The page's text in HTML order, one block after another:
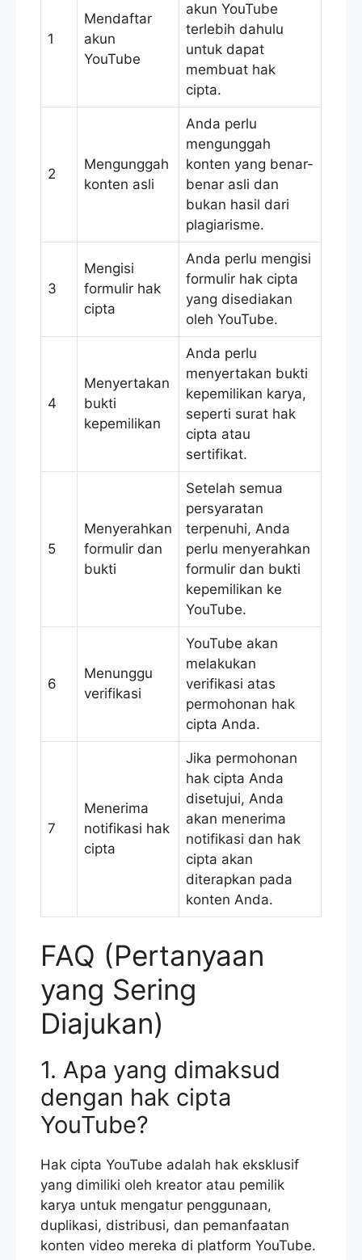
1
Mendaftar
akun
YouTube
akun YouTube
terlebih dahulu
untuk dapat
membuat hak
cipta.
2
Mengunggah
konten asli
Anda perlu
mengunggah
konten yang benar-
benar asli dan
bukan hasil dari
plagiarisme.
3
Mengisi
formulir hak
cipta
Anda perlu mengisi
formulir hak cipta
yang disediakan
oleh YouTube.
4
Menyertakan
bukti
kepemilikan
Anda perlu
menyertakan bukti
kepemilikan karya,
seperti surat hak
cipta atau
sertifikat.
5
Menyerahkan
formulir dan
bukti
Setelah semua
persyaratan
terpenuhi, Anda
perlu menyerahkan
formulir dan bukti
kepemilikan ke
YouTube.
6
Menunggu
verifikasi
YouTube akan
melakukan
verifikasi atas
permohonan hak
cipta Anda.
7
Menerima
notifikasi hak
cipta
Jika permohonan
hak cipta Anda
disetujui, Anda
akan menerima
notifikasi dan hak
cipta akan
diterapkan pada
konten Anda.
FAQ (Pertanyaan
yang Sering
Diajukan)
1. Apa yang dimaksud
dengan hak cipta
YouTube?
Hak cipta YouTube adalah hak eksklusif
yang dimiliki oleh kreator atau pemilik
karya untuk mengatur penggunaan,
duplikasi, distribusi, dan pemanfaatan
konten video mereka di platform YouTube.